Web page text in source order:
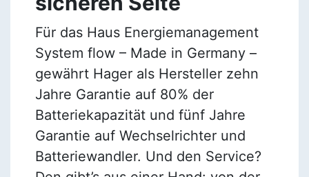
Für das Haus Energiemanagement
System flow – Made in Germany –
gewährt Hager als Hersteller zehn
Jahre Garantie auf 80% der
Batteriekapazität und fünf Jahre
Garantie auf Wechselrichter und
Batteriewandler. Und den Service?